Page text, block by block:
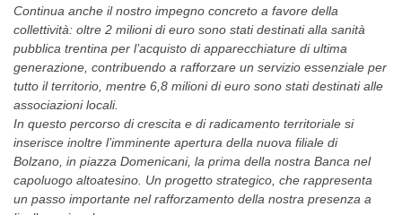
Continua anche il nostro impegno concreto a favore della
collettività: oltre 2 milioni di euro sono stati destinati alla sanità
pubblica trentina per l’acquisto di apparecchiature di ultima
generazione, contribuendo a rafforzare un servizio essenziale per
tutto il territorio, mentre 6,8 milioni di euro sono stati destinati alle
associazioni locali.
In questo percorso di crescita e di radicamento territoriale si
inserisce inoltre l’imminente apertura della nuova filiale di
Bolzano, in piazza Domenicani, la prima della nostra Banca nel
capoluogo altoatesino. Un progetto strategico, che rappresenta
un passo importante nel rafforzamento della nostra presenza a